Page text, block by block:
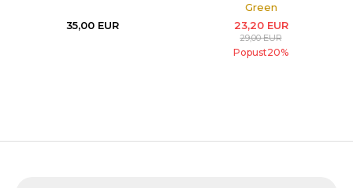
35,00 EUR
Green
23,20 EUR
29,00EUR
Popust20%